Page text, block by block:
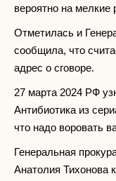
вероятно на мелкие
Отметилась и
сообщила, что
адрес о сговоре.
27 марта 2024 РФ
Антибиотика из
что надо воровать
Генеральная
Анатолия Тихонова